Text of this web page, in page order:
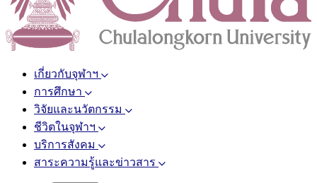
เกี่ยวกับจุฬาฯ
การศึกษา
วิจัยและนวัตกรรม
ชีวิตในจุฬาฯ
บริการสังคม
สาระความรู้และข่าวสาร